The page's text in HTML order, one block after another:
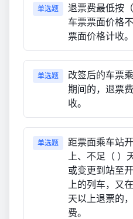
单选题
退票费最低按
车票票面价格
票面价格计收。
单选题
改签后的车票
期间的，退票
收。
单选题
距票面乘车站
上、不足（ ）
或变更到站至
上的列车，又
天以上退票的
费。